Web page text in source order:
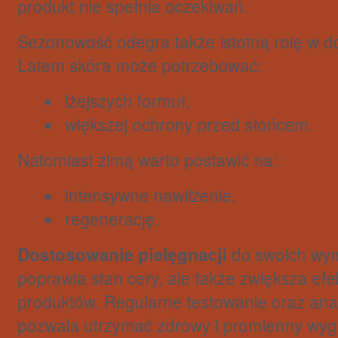
produkt nie spełnia oczekiwań.
Sezonowość odegra także istotną rolę w
Latem skóra może potrzebować:
lżejszych formuł,
większej ochrony przed słońcem.
Natomiast zimą warto postawić na:
intensywne nawilżenie,
regenerację.
Dostosowanie pielęgnacji do swoich
poprawia stan cery, ale także zwiększa
produktów. Regularne testowanie oraz
pozwala utrzymać zdrowy i promienny